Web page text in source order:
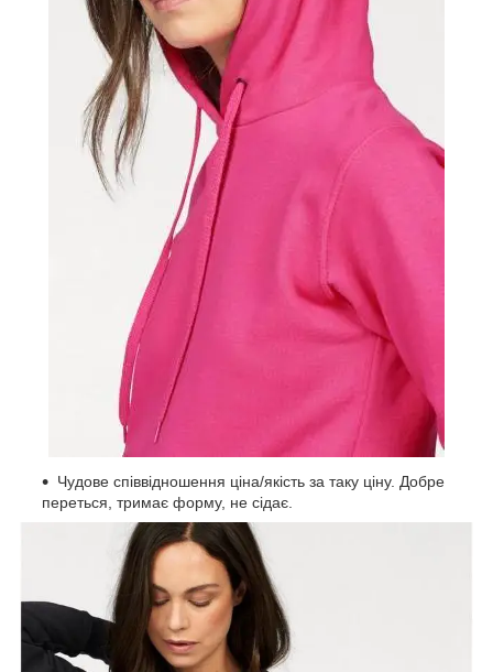
Чудове співвідношення ціна/якість за таку ціну. Добре
переться, тримає форму, не сідає.